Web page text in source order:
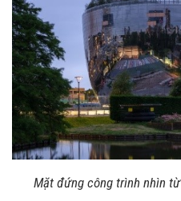
Mặt đứng công trình nhìn